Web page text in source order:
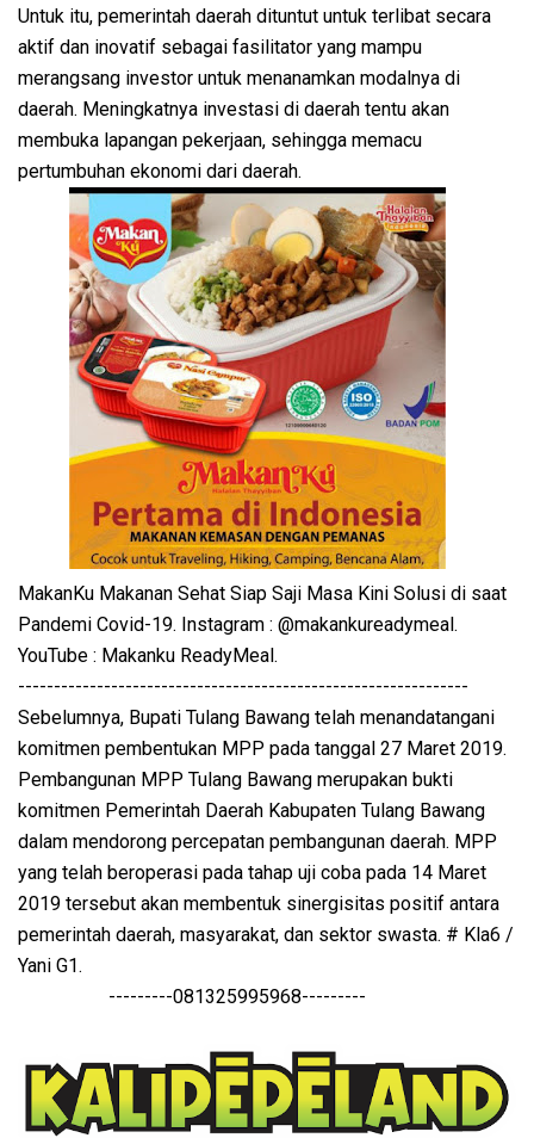
Untuk itu, pemerintah daerah dituntut untuk terlibat secara
aktif dan inovatif sebagai fasilitator yang mampu
merangsang investor untuk menanamkan modalnya di
daerah. Meningkatnya investasi di daerah tentu akan
membuka lapangan pekerjaan, sehingga memacu
pertumbuhan ekonomi dari daerah.
MakanKu Makanan Sehat Siap Saji Masa Kini Solusi di saat
Pandemi Covid-19. Instagram : @makankureadymeal.
YouTube : Makanku ReadyMeal.
---------------------------------------------------------------
Sebelumnya, Bupati Tulang Bawang telah menandatangani
komitmen pembentukan MPP pada tanggal 27 Maret 2019.
Pembangunan MPP Tulang Bawang merupakan bukti
komitmen Pemerintah Daerah Kabupaten Tulang Bawang
dalam mendorong percepatan pembangunan daerah. MPP
yang telah beroperasi pada tahap uji coba pada 14 Maret
2019 tersebut akan membentuk sinergisitas positif antara
pemerintah daerah, masyarakat, dan sektor swasta. # Kla6 /
Yani G1.
---------081325995968---------